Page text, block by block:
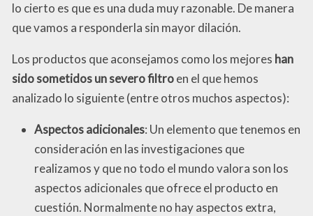
lo cierto es que es una duda muy razonable. De manera
que vamos a responderla sin mayor dilación.
Los productos que aconsejamos como los mejores han
sido sometidos un severo filtroen el que hemos
analizado lo siguiente (entre otros muchos aspectos):
Aspectos adicionales: Un elemento que tenemos en
consideración en las investigaciones que
realizamos y que no todo el mundo valora son los
aspectos adicionales que ofrece el producto en
cuestión. Normalmente no hay aspectos extra,